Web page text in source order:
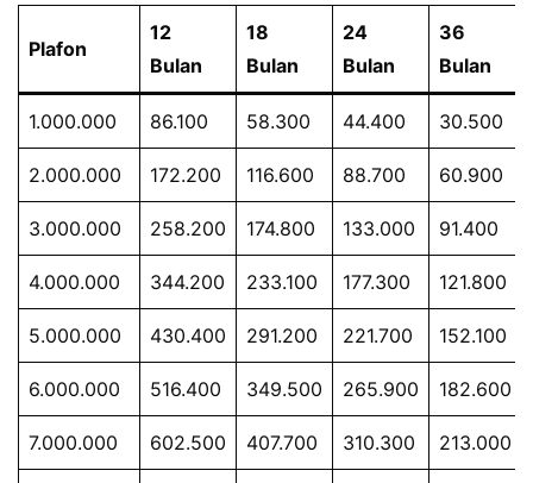
Plafon
12
Bulan
18
Bulan
24
Bulan
36
Bulan
1.000.000 86.100 58.300 44.400 30.500
2.000.000 172.200 116.600 88.700 60.900
3.000.000 258.200 174.800 133.000 91.400
4.000.000 344.200 233.100 177.300 121.800
5.000.000 430.400 291.200 221.700 152.100
6.000.000 516.400 349.500 265.900 182.600
7.000.000 602.500 407.700 310.300 213.000